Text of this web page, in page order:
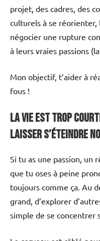
projet, des cadres, des
culturels à se
négocier une rupture
à leurs vraies passions
Mon objectif, t’aider à
fous !
La vie est trop
laisser s’éteindre
Si tu as une passion, un
que tu oses à peine
toujours comme ça. Au
grand, d’explorer
simple de se concentrer